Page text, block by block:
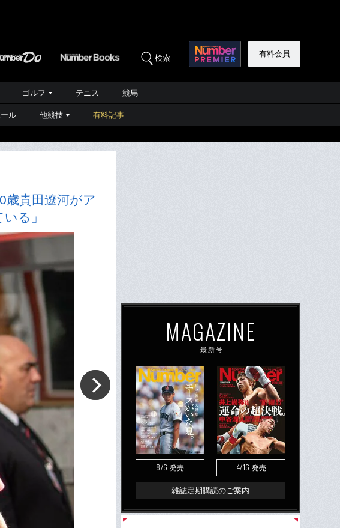
検索 有料会員
ゴルフ テニス 競馬
ル 他競技 有料記事
貴田遼河がア
る」
MAGAZINE
最新号
8/6 発売 4/16 発売
雑誌定期購読のご案内